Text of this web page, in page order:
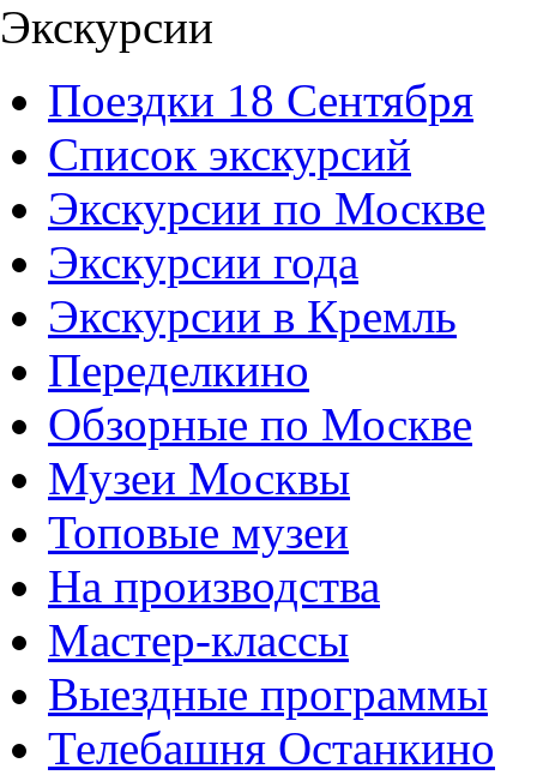
Экскурсии
Поездки 18 Сентября
Список экскурсий
Экскурсии по Москве
Экскурсии года
Экскурсии в Кремль
Переделкино
Обзорные по Москве
Музеи Москвы
Топовые музеи
На производства
Мастер-классы
Выездные программы
Телебашня Останкино